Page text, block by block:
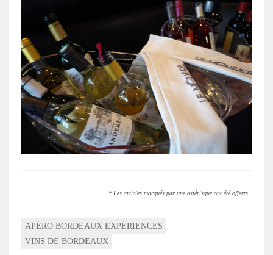
* Les articles marqués par une astérisque ont été offerts.
APÉRO BORDEAUX EXPÉRIENCES
VINS DE BORDEAUX